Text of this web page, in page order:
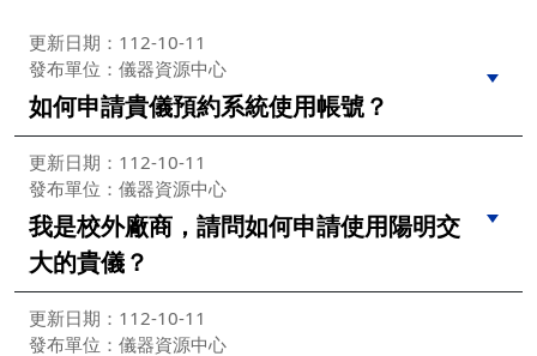
更新日期：112-10-11
發布單位：儀器資源中心
如何申請貴儀預約系統使用帳號？
更新日期：112-10-11
發布單位：儀器資源中心
我是校外廠商，請問如何申請使用陽明交
大的貴儀？
更新日期：112-10-11
發布單位：儀器資源中心